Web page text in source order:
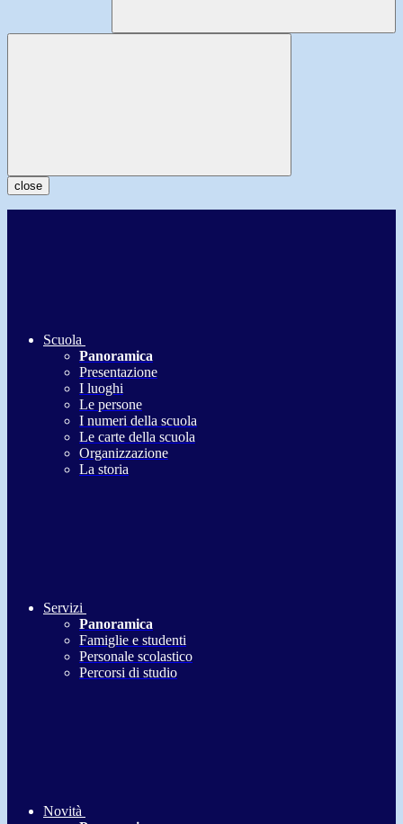
close
Scuola
Panoramica
Presentazione
I luoghi
Le persone
I numeri della scuola
Le carte della scuola
Organizzazione
La storia
Servizi
Panoramica
Famiglie e studenti
Personale scolastico
Percorsi di studio
Novità